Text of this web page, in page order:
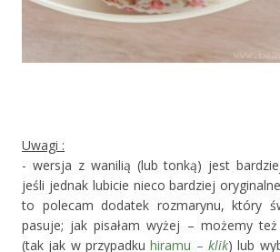
Uwagi :
- wersja z wanilią (lub tonką) jest bardziej
jeśli jednak lubicie nieco bardziej
to polecam dodatek rozmarynu, który
pasuje; jak pisałam wyżej – możemy
(tak jak w przypadkuhiramu –klik) lub